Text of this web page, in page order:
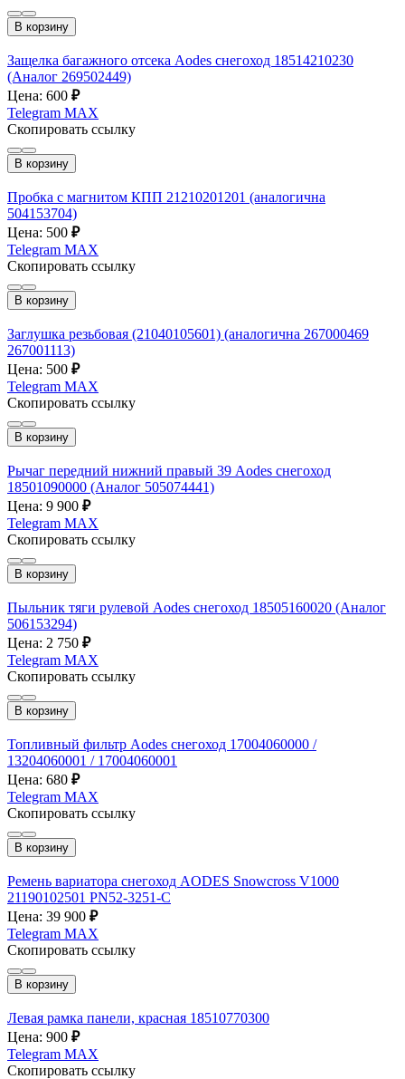
В корзину
Защелка багажного отсека Aodes снегоход 18514210230
(Аналог 269502449)
Цена: 600 ₽
Telegram MAX
Скопировать ссылку
В корзину
Пробка с магнитом КПП 21210201201 (аналогична
504153704)
Цена: 500 ₽
Telegram MAX
Скопировать ссылку
В корзину
Заглушка резьбовая (21040105601) (аналогична 267000469
267001113)
Цена: 500 ₽
Telegram MAX
Скопировать ссылку
В корзину
Рычаг передний нижний правый 39 Aodes снегоход
18501090000 (Аналог 505074441)
Цена: 9 900 ₽
Telegram MAX
Скопировать ссылку
В корзину
Пыльник тяги рулевой Aodes снегоход 18505160020 (Аналог
506153294)
Цена: 2 750 ₽
Telegram MAX
Скопировать ссылку
В корзину
Топливный фильтр Aodes снегоход 17004060000 /
13204060001 / 17004060001
Цена: 680 ₽
Telegram MAX
Скопировать ссылку
В корзину
Ремень вариатора снегоход AODES Snowcross V1000
21190102501 PN52-3251-C
Цена: 39 900 ₽
Telegram MAX
Скопировать ссылку
В корзину
Левая рамка панели, красная 18510770300
Цена: 900 ₽
Telegram MAX
Скопировать ссылку